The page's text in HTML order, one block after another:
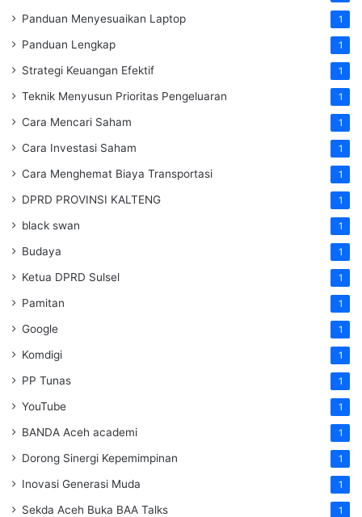
Panduan Menyesuaikan Laptop 1
Panduan Lengkap 1
Strategi Keuangan Efektif 1
Teknik Menyusun Prioritas Pengeluaran 1
Cara Mencari Saham 1
Cara Investasi Saham 1
Cara Menghemat Biaya Transportasi 1
DPRD PROVINSI KALTENG 1
black swan 1
Budaya 1
Ketua DPRD Sulsel 1
Pamitan 1
Google 1
Komdigi 1
PP Tunas 1
YouTube 1
BANDA Aceh academi 1
Dorong Sinergi Kepemimpinan 1
Inovasi Generasi Muda 1
Sekda Aceh Buka BAA Talks 1